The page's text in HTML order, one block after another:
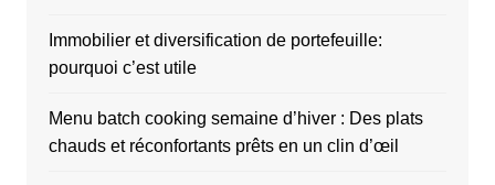
Immobilier et diversification de portefeuille:
pourquoi c’est utile
Menu batch cooking semaine d’hiver : Des plats
chauds et réconfortants prêts en un clin d’œil